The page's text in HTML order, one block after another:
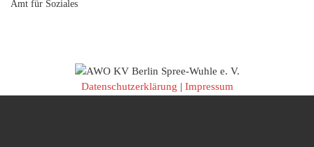
Amt für Soziales
Datenschutzerklärung | Impressum